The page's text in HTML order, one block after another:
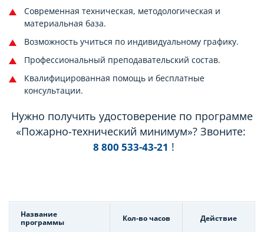
Современная техническая, методологическая и
материальная база.
Возможность учиться по индивидуальному графику.
Профессиональный преподавательский состав.
Квалифицированная помощь и бесплатные
консультации.
Нужно получить удостоверение по программе
«Пожарно-технический минимум»? Звоните:
8 800 533-43-21 !
Название
программы
Кол-во часов Действие